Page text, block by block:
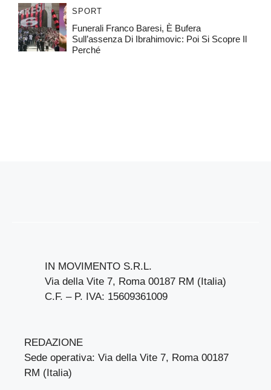
SPORT
Funerali Franco Baresi, È Bufera
Sull’assenza Di Ibrahimovic: Poi Si Scopre Il
Perché
IN MOVIMENTO S.R.L.
Via della Vite 7, Roma 00187 RM (Italia)
C.F. – P. IVA: 15609361009
REDAZIONE
Sede operativa: Via della Vite 7, Roma 00187
RM (Italia)